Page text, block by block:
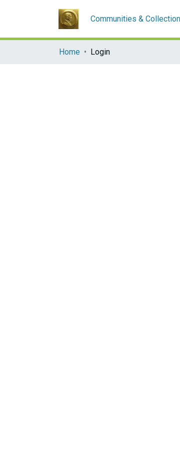
Communities &
Home Login